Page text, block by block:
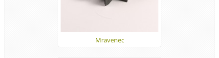
Mravenec